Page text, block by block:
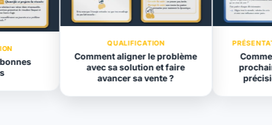
QUALIFICATION
Comment aligner le problème
avec sa solution et faire
avancer sa vente ?